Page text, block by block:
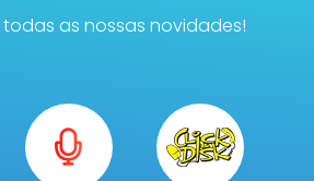
as nossas novidades!